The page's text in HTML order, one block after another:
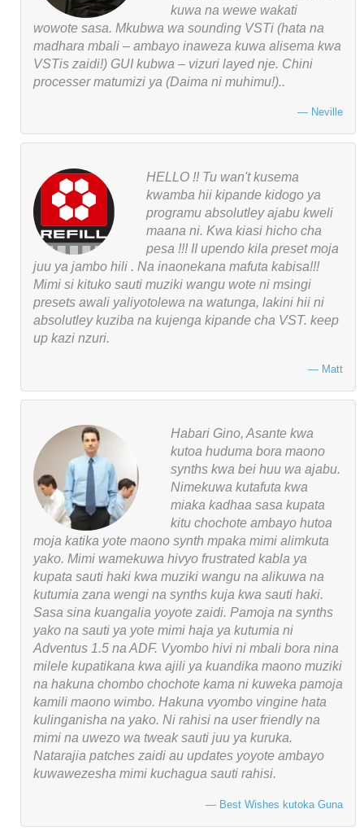
kuwa na wewe wakati
wowote sasa. Mkubwa wa sounding VSTi (hata na
madhara mbali – ambayo inaweza kuwa alisema kwa
VSTis zaidi!) GUI kubwa – vizuri layed nje. Chini
processer matumizi ya (Daima ni muhimu!)..
Neville
HELLO !! Tu wan't kusema
kwamba hii kipande kidogo ya
programu absolutley ajabu kweli
maana ni. Kwa kiasi hicho cha
pesa !!! II upendo kila preset moja
juu ya jambo hili . Na inaonekana mafuta kabisa!!!
Mimi si kituko sauti muziki wangu wote ni msingi
presets awali yaliyotolewa na watunga, lakini hii ni
absolutley kuziba na kujenga kipande cha VST. keep
up kazi nzuri.
Matt
Habari Gino, Asante kwa
kutoa huduma bora maono
synths kwa bei huu wa ajabu.
Nimekuwa kutafuta kwa
miaka kadhaa sasa kupata
kitu chochote ambayo hutoa
moja katika yote maono synth mpaka mimi alimkuta
yako. Mimi wamekuwa hivyo frustrated kabla ya
kupata sauti haki kwa muziki wangu na alikuwa na
kutumia zana wengi na synths kuja kwa sauti haki.
Sasa sina kuangalia yoyote zaidi. Pamoja na synths
yako na sauti ya yote mimi haja ya kutumia ni
Adventus 1.5 na ADF. Vyombo hivi ni mbali bora nina
milele kupatikana kwa ajili ya kuandika maono muziki
na hakuna chombo chochote kama ni kuweka pamoja
kamili maono wimbo. Hakuna vyombo vingine hata
kulinganisha na yako. Ni rahisi na user friendly na
mimi na uwezo wa tweak sauti juu ya kuruka.
Natarajia patches zaidi au updates yoyote ambayo
kuwawezesha mimi kuchagua sauti rahisi.
Best Wishes kutoka Guna